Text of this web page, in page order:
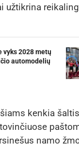
užtikrina
vyks 2028 metų
automodelių
kenkia
namo